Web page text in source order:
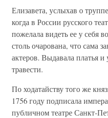
Елизавета, услыхав о
когда в России русского
пожелала видеть ее у себя
столь очарована, что сама
актеров. Выдавала платья
травести.
По ходатайству того же
1756 году подписала
публичном театре Санкт-